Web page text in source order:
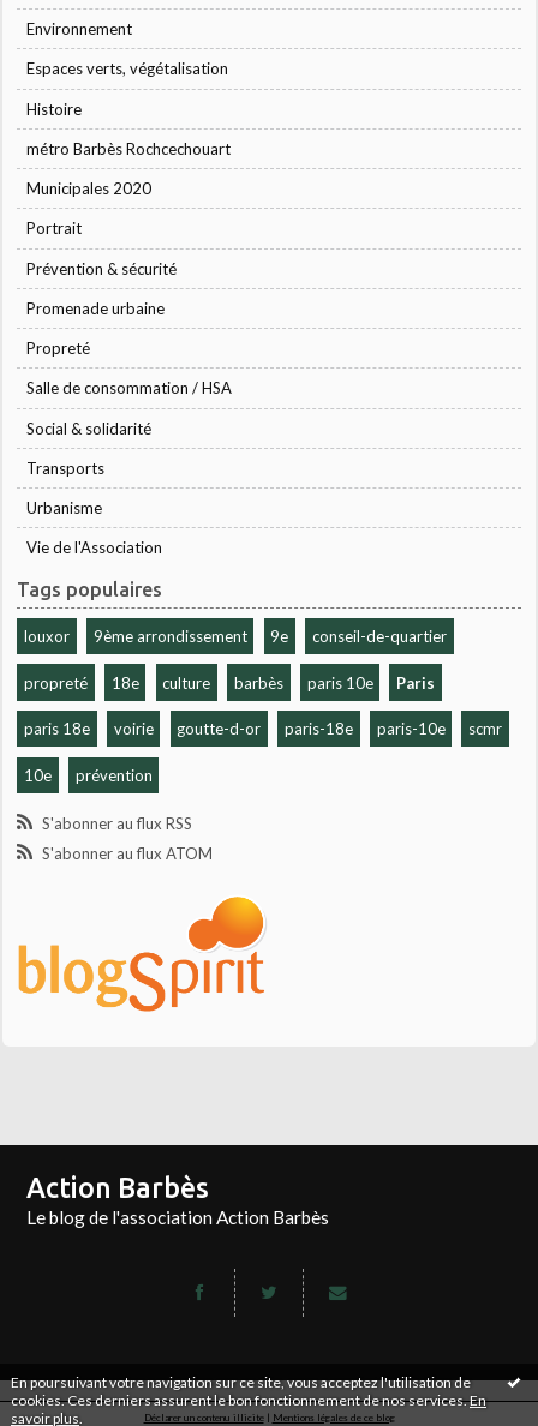
En poursuivant votre navigation sur ce site, vous acceptez l'utilisation de
cookies. Ces derniers assurent le bon fonctionnement de nos services.En
savoir plus
Environnement
Espaces verts, végétalisation
Histoire
métro Barbès Rochcechouart
Municipales 2020
Portrait
Prévention & sécurité
Promenade urbaine
Propreté
Salle de consommation / HSA
Social & solidarité
Transports
Urbanisme
Vie de l'Association
Tags populaires
louxor 9ème arrondissement 9e conseil-de-quartier
propreté 18e culture barbès paris 10e Paris
paris 18e voirie goutte-d-or paris-18e paris-10e scmr
10e prévention
S'abonner au flux RSS
S'abonner au flux ATOM
Action Barbès
Le blog de l'association Action Barbès
Déclarer un contenu illicite| Mentions légales de ce blog